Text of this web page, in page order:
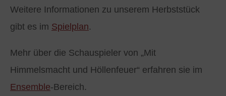
Weitere Informationen zu unserem Herbststück
gibt es im Spielplan.
Mehr über die Schauspieler von „Mit
Himmelsmacht und Höllenfeuer“ erfahren sie im
Ensemble-Bereich.